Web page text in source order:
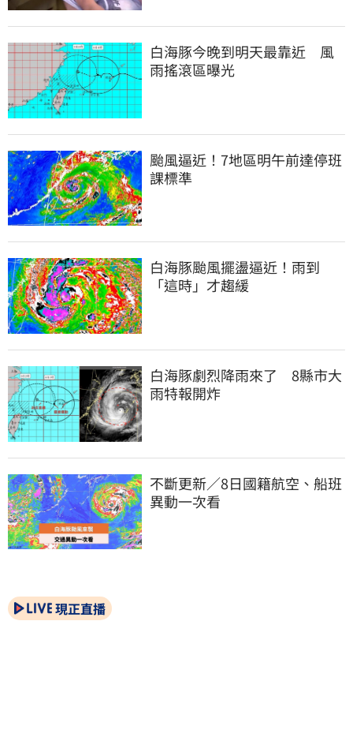
白海豚今晚到明天最靠近　風
雨搖滾區曝光
颱風逼近！7地區明午前達停班
課標準
白海豚颱風擺盪逼近！雨到
「這時」才趨緩
白海豚劇烈降雨來了　8縣市大
雨特報開炸
不斷更新／8日國籍航空、船班
異動一次看
現正直播